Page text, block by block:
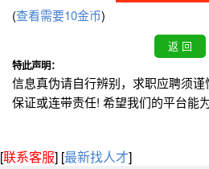
(查看需要10金币)
特此声明：
信息真伪请自行辨别，求职应聘须
保证或连带责任! 希望我们的平台能
[联系客服] [最新找人才]